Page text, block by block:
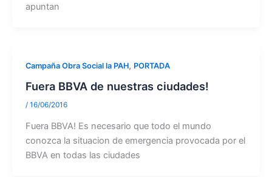
apuntan
Campaña Obra Social la PAH, PORTADA
Fuera BBVA de nuestras ciudades!
/ 16/06/2016
Fuera BBVA! Es necesario que todo el mundo
conozca la situacion de emergencia provocada por el
BBVA en todas las ciudades